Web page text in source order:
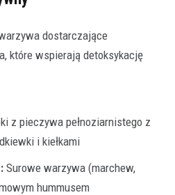
dostarczające
które wspierają detoksykację
z pieczywa pełnoziarnistego z
i kiełkami
Surowe warzywa (marchew,
hummusem